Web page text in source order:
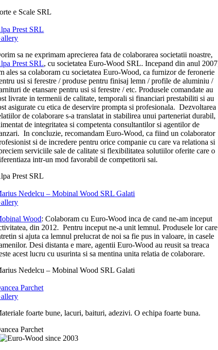
e Scale SRL
Prest SRL
sa ne exprimam aprecierea fata de colaborarea societatii noastre,
Prest SRL, cu societatea Euro-Wood SRL. Incepand din anul
ales sa colaboram cu societatea Euro-Wood, ca furnizor de feronerie
usi si ferestre / produse pentru finisaj lemn / profile de aluminiu /
de etansare pentru usi si ferestre / etc. Produsele comandate au
livrate in termenii de calitate, temporali si financiari prestabiliti si au
asigurate cu etica de deservire prompta si profesionala. Dezvoltarea
de colaborare s-a translatat in stabilirea unui parteneriat durabil,
de integritatea si competenta consultantilor si agentilor de
In concluzie, recomandam Euro-Wood, ca fiind un colaborator
si de incredere pentru orice companie cu care va relationa si
serviciile sale de calitate si flexibilitatea solutiilor oferite care o
intr-un mod favorabil de competitorii sai.
Prest SRL
Nedelcu – Mobinal Wood SRL Galati
Wood: Colaboram cu Euro-Wood inca de cand ne-am inceput
din 2012. Pentru inceput ne-a unit lemnul. Produsele lor care
si ajuta ca lemnul prelucrat de noi sa fie pus in valoare, in casele
Desi distanta e mare, agentii Euro-Wood au reusit sa treaca
acest lucru cu usurinta si sa mentina unita relatia de colaborare.
Nedelcu – Mobinal Wood SRL Galati
Parchet
foarte bune, lacuri, baituri, adezivi. O echipa foarte buna.
Parchet